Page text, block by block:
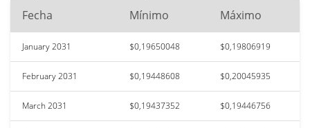
Fecha Mínimo Máximo
January 2031 $0,19650048 $0,19806919
February 2031 $0,19448608 $0,20045935
March 2031 $0,19437352 $0,19446756